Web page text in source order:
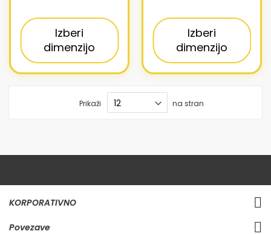
Izberi
dimenzijo
Izberi
dimenzijo
Prikaži na stran
KORPORATIVNO
Povezave